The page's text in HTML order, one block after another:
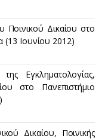
Ποινικού Δικαίου στο
(13 Ιουνίου 2012)
Εγκληματολογίας,
στο Πανεπιστήμιο
Δικαίου, Ποινικής